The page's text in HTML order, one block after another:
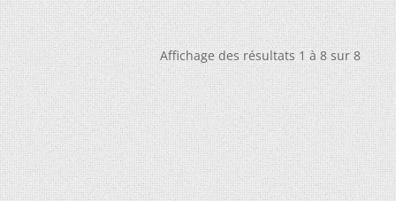
Affichage des résultats 1 à 8 sur 8